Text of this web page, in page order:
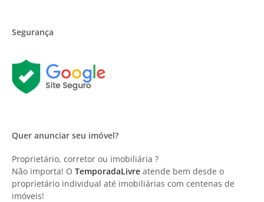
Segurança
Quer anunciar seu imóvel?
Proprietário, corretor ou imobiliária ?
Não importa! O TemporadaLivre atende bem desde o
proprietário individual até imobiliárias com centenas de
imóveis!